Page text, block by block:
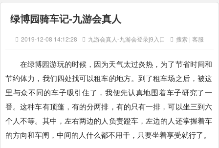
绿博园骑车记-九游会真人
2019-12-08 14:12:28 九游会真人-九游会登录j9入口 搜索 | 客服
在绿博园游玩的时候，因为天气太过炎热，为了节省时间和
节约体力，我们四处找可以租车的地方。到了租车场之后，被这
里与众不同的车子吸引住了，我便先认真地围着车子研究了一
番。这种车有顶蓬，有的分两排，有的只有一排，可以坐三到六
个人不等。其中，左右两边的人负责蹬车，左边的人还掌握着车
的方向和车闸，中间的人什么都不用干，只要坐着享受就行了。